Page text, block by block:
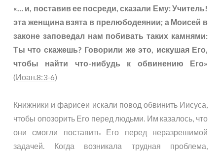
«… и, поставив ее посреди, сказали Ему: Учитель!
эта женщина взята в прелюбодеянии; а Моисей в
законе заповедал нам побивать таких камнями:
Ты что скажешь? Говорили же это, искушая Его,
чтобы найти что-нибудь к обвинению Его»
(Иоан.8:3-6)
Книжники и фарисеи искали повод обвинить Иисуса,
чтобы опозорить Его перед людьми. Им казалось, что
они смогли поставить Его перед неразрешимой
задачей. Когда возникала трудная проблема,